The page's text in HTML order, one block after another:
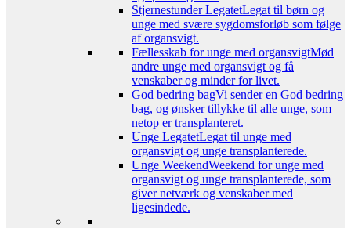
Stjernestunder LegatetLegat til børn og
unge med svære sygdomsforløb som følge
af organsvigt.
Fællesskab for unge med organsvigtMød
andre unge med organsvigt og få
venskaber og minder for livet.
God bedring bagVi sender en God bedring
bag, og ønsker tillykke til alle unge, som
netop er transplanteret.
Unge LegatetLegat til unge med
organsvigt og unge transplanterede.
Unge WeekendWeekend for unge med
organsvigt og unge transplanterede, som
giver netværk og venskaber med
ligesindede.